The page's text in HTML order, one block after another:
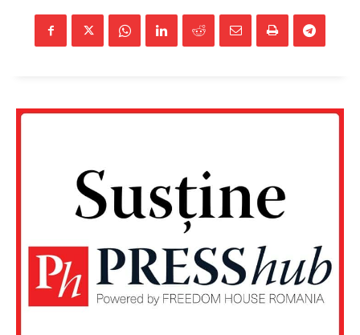
PRESShub
Despre noi / Echipa
Proiecte editoriale